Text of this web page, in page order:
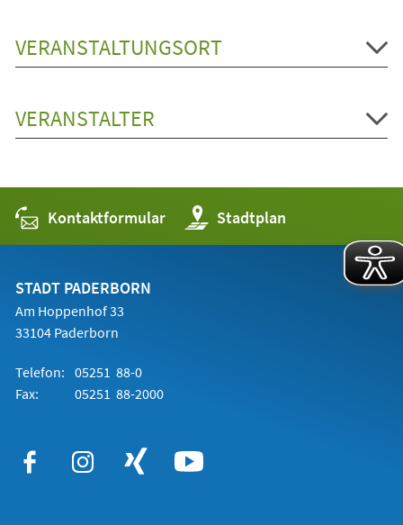
VERANSTALTUNGSORT
VERANSTALTER
Kontaktformular Stadtplan
(Öffnet
in
einem
STADT PADERBORN
Am Hoppenhof 33
33104 Paderborn
Telefon: 05251 88-0
Fax:
05251 88-2000